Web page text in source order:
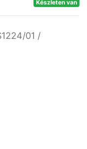
Készleten van
01 /